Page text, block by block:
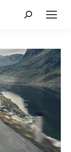
Cerca: